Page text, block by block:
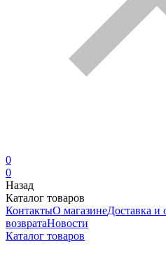
0
0
Назад
Каталог товаров
КонтактыО магазинеДоставка и
возвратаНовости
Каталог товаров